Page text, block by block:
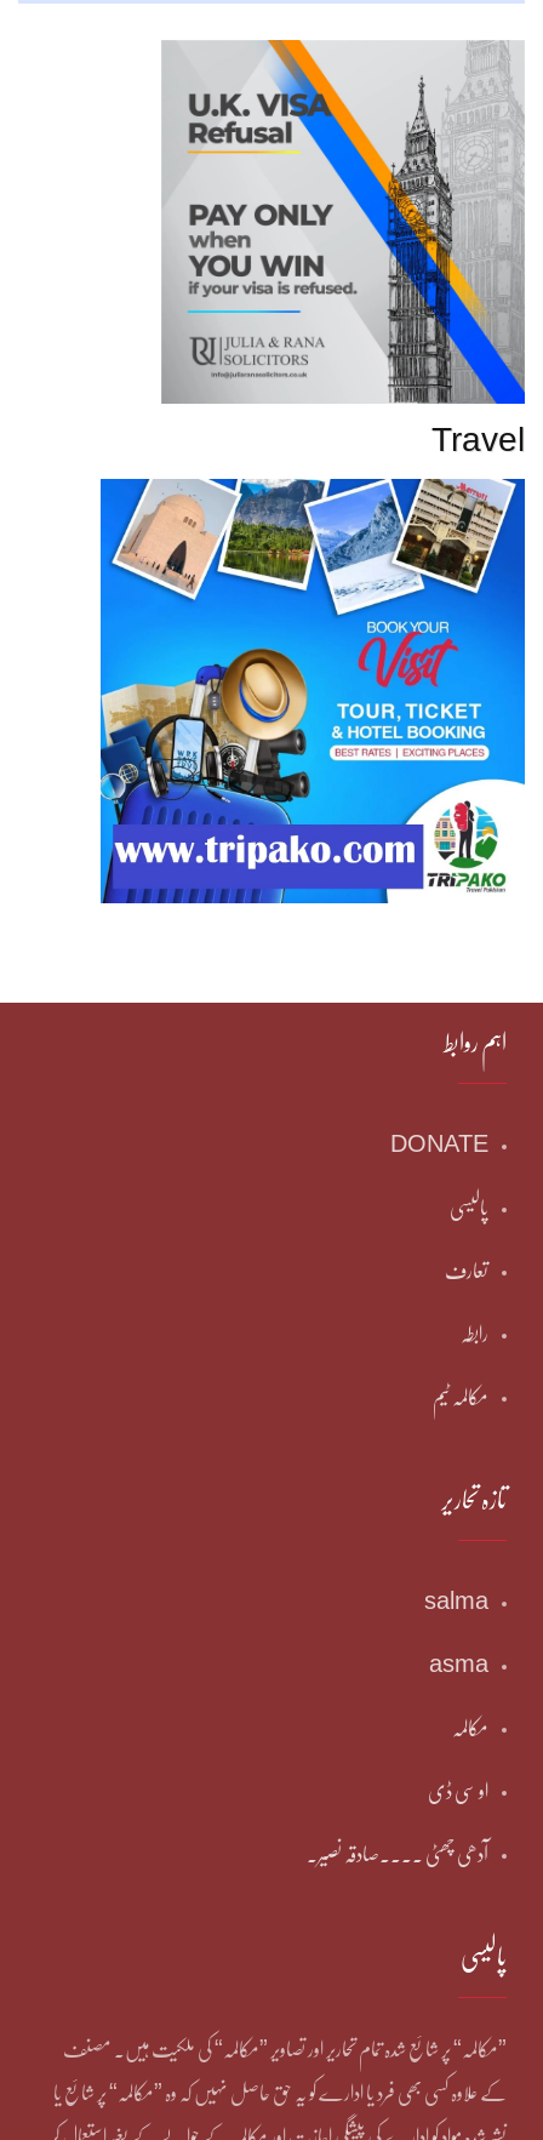
Travel
اہم روابط
DONATE
پالیسی
تعارف
رابطہ
مکالمہ ٹیم
تازہ تحاریر
salma
asma
مکالمہ
او سی ڈی
آدھی چھٹی ۔۔۔۔صادقہ نصیر۔
پالیسی
”مکالمہ“ پر شائع شدہ تمام تحاریر اور تصاویر ”مکالمہ“ کی ملکیت ہیں۔ مصنف
کے علاوہ کسی بھی فرد یا ادارے کو یہ حق حاصل نہیں کہ وہ ”مکالمہ“ پر شائع یا